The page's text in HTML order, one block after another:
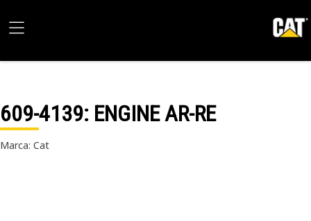
609-4139: ENGINE AR-RE
Marca: Cat